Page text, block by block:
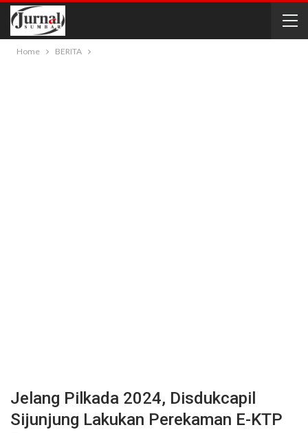
Home BERITA
Jelang Pilkada 2024, Disdukcapil
Sijunjung Lakukan Perekaman E-KTP